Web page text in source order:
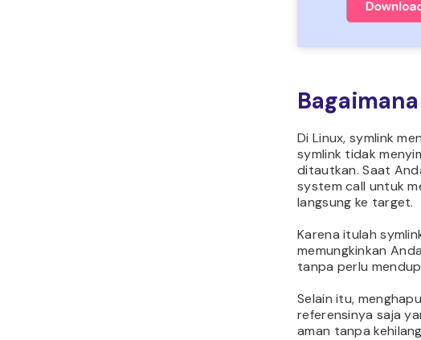
Di Linux, symlink
symlink tidak
ditautkan. Saat
system call untuk
langsung ke target.
Karena itulah
memungkinkan
tanpa perlu
Selain itu,
referensinya saja
aman tanpa